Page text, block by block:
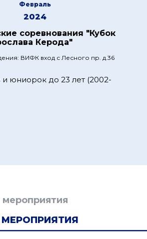
Февраль
2024
соревнования "Кубок
Керода"
ВИФК вход с Лесного пр. д.36
юниорок до 23 лет (2002-